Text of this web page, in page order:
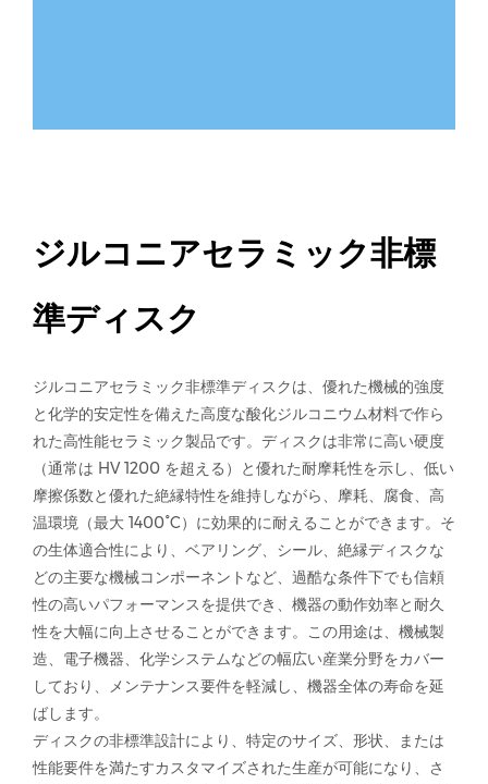
ジルコニアセラミック非標
準ディスク
ジルコニアセラミック非標準ディスクは、優れた機械的強度
と化学的安定性を備えた高度な酸化ジルコニウム材料で作ら
れた高性能セラミック製品です。ディスクは非常に高い硬度
（通常は HV 1200 を超える）と優れた耐摩耗性を示し、低い
摩擦係数と優れた絶縁特性を維持しながら、摩耗、腐食、高
温環境（最大 1400°C）に効果的に耐えることができます。そ
の生体適合性により、ベアリング、シール、絶縁ディスクな
どの主要な機械コンポーネントなど、過酷な条件下でも信頼
性の高いパフォーマンスを提供でき、機器の動作効率と耐久
性を大幅に向上させることができます。この用途は、機械製
造、電子機器、化学システムなどの幅広い産業分野をカバー
しており、メンテナンス要件を軽減し、機器全体の寿命を延
ばします。
ディスクの非標準設計により、特定のサイズ、形状、または
性能要件を満たすカスタマイズされた生産が可能になり、さ